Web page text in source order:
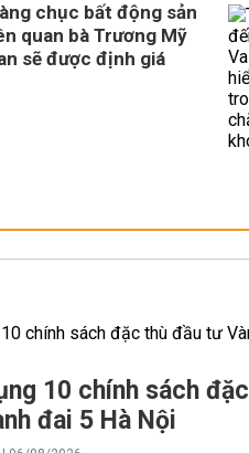
chục bất động sản
quan bà Trương Mỹ
sẽ được định giá
10 chính sách đặc
đai 5 Hà Nội